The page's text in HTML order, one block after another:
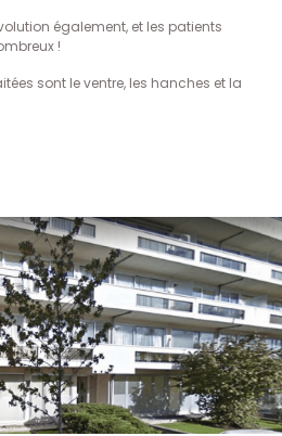
également, et les patients
!
sont le ventre, les hanches et la